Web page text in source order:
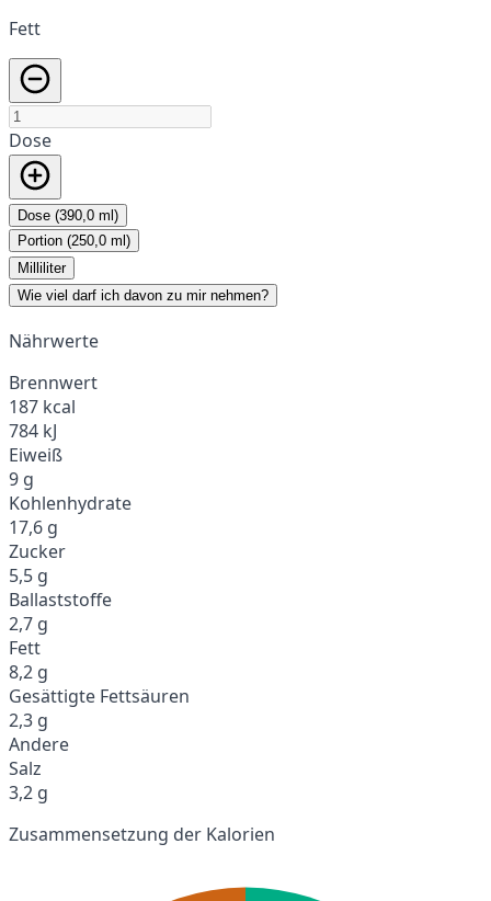
Fett
Dose
Dose (390,0 ml)
Portion (250,0 ml)
Milliliter
Wie viel darf ich davon zu mir nehmen?
Nährwerte
Brennwert
187 kcal
784 kJ
Eiweiß
9 g
Kohlenhydrate
17,6 g
Zucker
5,5 g
Ballaststoffe
2,7 g
Fett
8,2 g
Gesättigte Fettsäuren
2,3 g
Andere
Salz
3,2 g
Zusammensetzung der Kalorien